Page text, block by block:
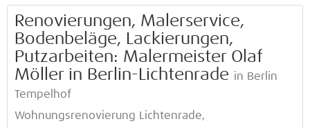
Renovierungen, Malerservice,
Bodenbeläge, Lackierungen,
Putzarbeiten: Malermeister Olaf
Möller in Berlin-Lichtenrade in Berlin
Tempelhof
Wohnungsrenovierung Lichtenrade,